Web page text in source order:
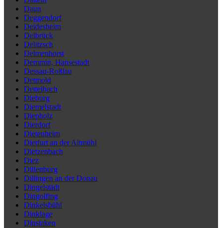
Daun
Deggendorf
Deidesheim
Delbrück
Delitzsch
Delmenhorst
Demmin, Hansestadt
Dessau-Roßlau
Detmold
Dettelbach
Dieburg
Diemelstadt
Diepholz
Dierdorf
Dietenheim
Dietfurt an der Altmühl
Dietzenbach
Diez
Dillenburg
Dillingen an der Donau
Dingelstädt
Dingolfing
Dinkelsbühl
Dinklage
Dinslaken